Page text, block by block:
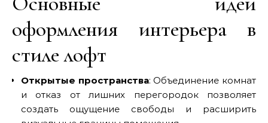
оформления интерьера в
стиле лофт
Открытые пространства: Объединение комнат
и отказ от лишних перегородок позволяет
создать ощущение свободы и расширить